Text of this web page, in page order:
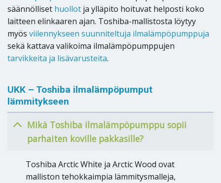
säännölliset huollot ja ylläpito hoituvat helposti koko
laitteen elinkaaren ajan. Toshiba-mallistosta löytyy
myös viilennykseen suunniteltuja ilmalämpöpumppuja
sekä kattava valikoima ilmalämpöpumppujen
tarvikkeita ja lisävarusteita.
UKK – Toshiba ilmalämpöpumput
lämmitykseen
Mikä Toshiba ilmalämpöpumppu sopii
parhaiten koville pakkasille?
Toshiba Arctic White ja Arctic Wood ovat
malliston tehokkaimpia lämmitysmalleja,